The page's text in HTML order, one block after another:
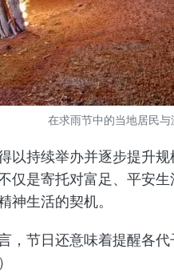
在求雨节中的当地居民
以持续举办并逐步提升
仅是寄托对富足、平安
神生活的契机。
，节日还意味着提醒各